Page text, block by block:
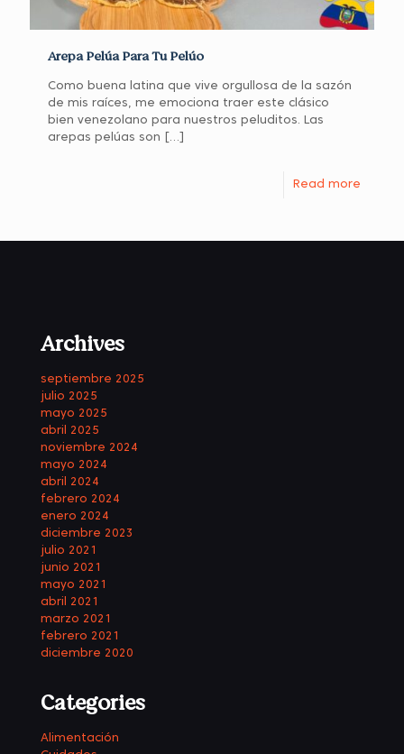
Arepa Pelúa Para Tu Pelúo
Como buena latina que vive orgullosa de la sazón
de mis raíces, me emociona traer este clásico
bien venezolano para nuestros peluditos. Las
arepas pelúas son […]
Read more
Archives
septiembre 2025
julio 2025
mayo 2025
abril 2025
noviembre 2024
mayo 2024
abril 2024
febrero 2024
enero 2024
diciembre 2023
julio 2021
junio 2021
mayo 2021
abril 2021
marzo 2021
febrero 2021
diciembre 2020
Categories
Alimentación